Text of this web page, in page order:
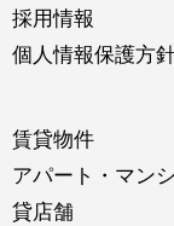
採用情報
個人情報保護方
賃貸物件
アパート・マン
貸店舗